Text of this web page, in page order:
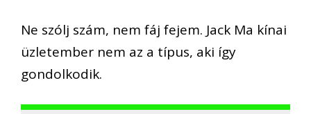
Ne szólj szám, nem fáj fejem. Jack Ma kínai
üzletember nem az a típus, aki így
gondolkodik.